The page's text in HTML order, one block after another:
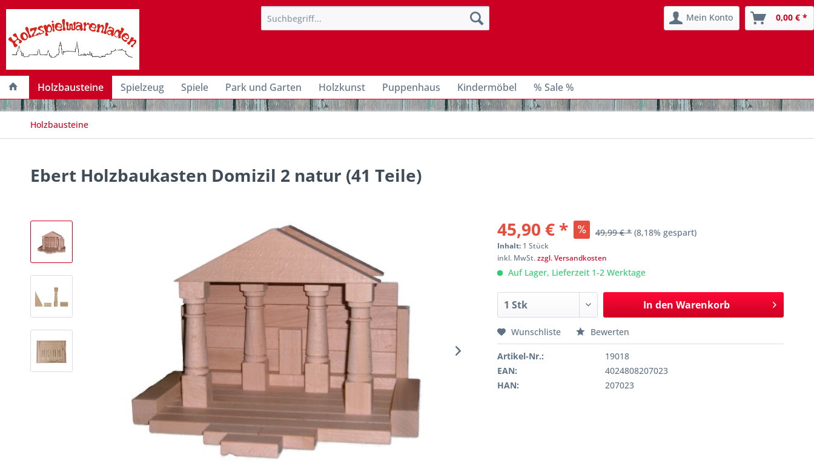
Mein Konto 0,00 € *
Holzbausteine Spielzeug Spiele Park und Garten Holzkunst Puppenhaus Kindermöbel % Sale %
Holzbausteine
Ebert Holzbaukasten Domizil 2 natur (41 Teile)
45,90 € * 49,99 € * (8,18% gespart)
Inhalt: 1 Stück
inkl. MwSt.zzgl. Versandkosten
Auf Lager, Lieferzeit 1-2 Werktage
In den Warenkorb
Wunschliste Bewerten
Artikel-Nr.:
19018
EAN:
4024808207023
HAN:
207023